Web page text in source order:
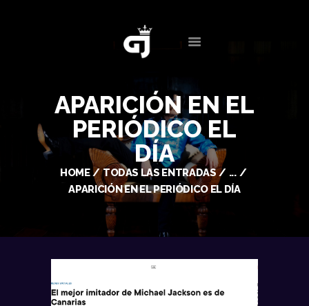
APARICIÓN EN EL
PERIÓDICO EL
DÍA
HOME TODAS LAS ENTRADAS
...
APARICIÓN EN EL PERIÓDICO EL DÍA
CONTACTO
SERVICIOS
MULTIMEDIA
NOTICIAS